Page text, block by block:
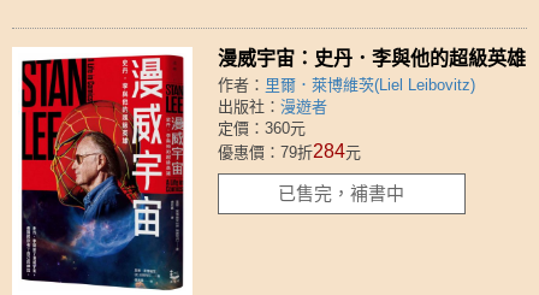
漫威宇宙：史丹．李與他的超級英雄
作者： 里爾．萊博維茨(Liel Leibovitz)
出版社：漫遊者
定價：360元
優惠價：79折284元
已售完，補書中